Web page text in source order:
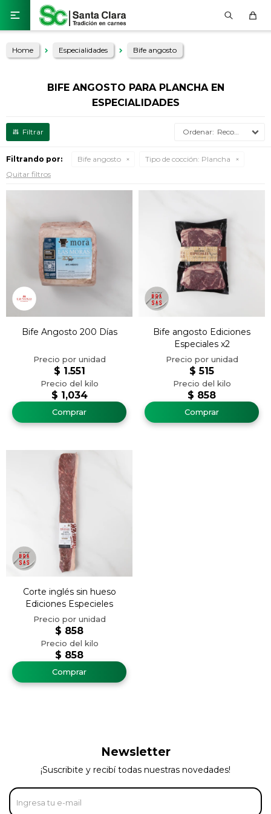

Home Especialidades Bife angosto
BIFE ANGOSTO PARA PLANCHA EN
ESPECIALIDADES
Recomendados
Filtrando por: Bife angosto Tipo de cocción: Plancha
Quitar filtros
Bife Angosto 200 Días
$ 1,034
$ 1.551
Bife angosto Ediciones
Especiales x2
$ 858
$ 515
Corte inglés sin hueso
Ediciones Especieles
$ 858
$ 858
Newsletter
¡Suscribite y recibí todas nuestras novedades!